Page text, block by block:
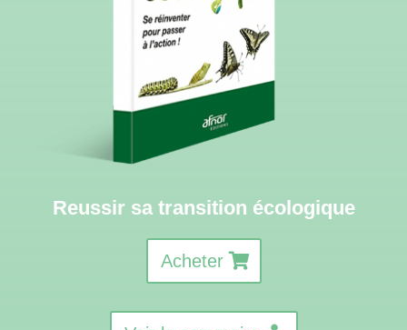
Reussir sa transition écologique
Acheter